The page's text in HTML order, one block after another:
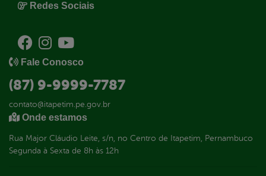
Redes Sociais
Fale Conosco
(87) 9-9999-7787
contato@itapetim.pe.gov.br
Onde estamos
Rua Major Cláudio Leite, s/n, no Centro de Itapetim, Pernambuco
Segunda à Sexta de 8h às 12h